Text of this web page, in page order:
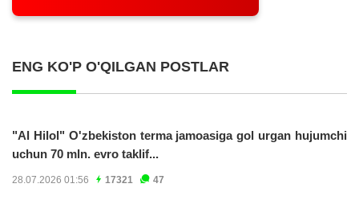
ENG KO'P O'QILGAN POSTLAR
"Al Hilol" O'zbekiston terma jamoasiga gol urgan hujumchi
uchun 70 mln. evro taklif...
28.07.2026 01:56 17321 47